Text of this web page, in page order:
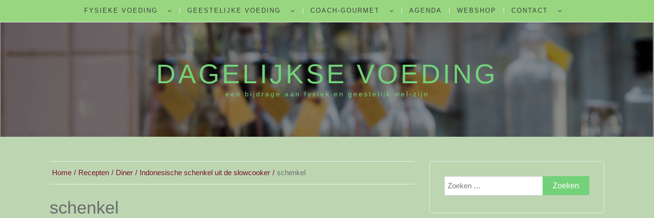
FYSIEKE VOEDING GEESTELIJKE VOEDING COACH-GOURMET AGENDA WEBSHOP CONTACT
DAGELIJKSE VOEDING
een bijdrage aan fysiek en geestelijk wel-zijn
Home Recepten Diner Indonesische schenkel uit de slowcooker schenkel
schenkel
Zoeken
naar: